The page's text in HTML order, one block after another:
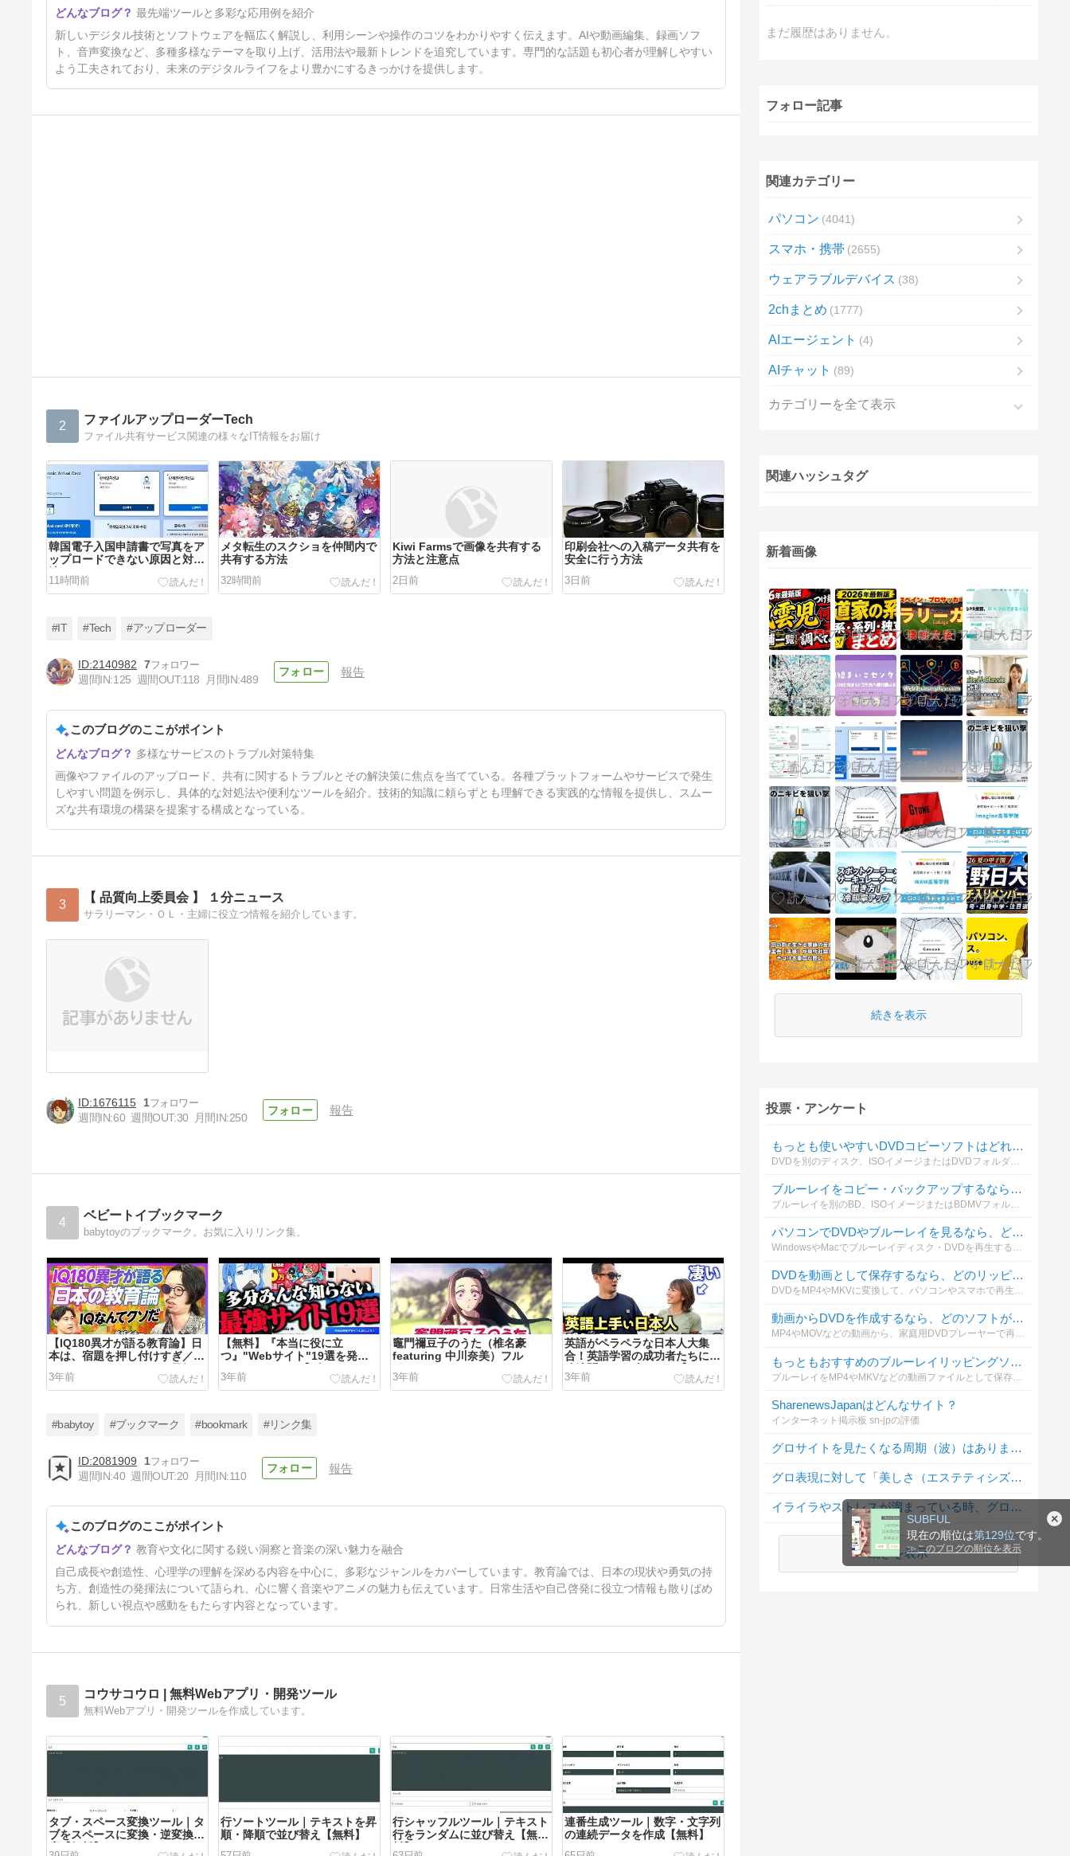
SUBFUL
現在の順位は第129位です。
≫ このブログの順位を表示
最先端ツールと多彩な応用例を紹介
新しいデジタル技術とソフトウェアを幅広く解説し、利用シーンや操作のコツをわかりやすく伝えます。AIや動画編集、録画ソフ
ト、音声変換など、多種多様なテーマを取り上げ、活用法や最新トレンドを追究しています。専門的な話題も初心者が理解しやすい
よう工夫されており、未来のデジタルライフをより豊かにするきっかけを提供します。
2 ファイルアップローダーTech
ファイル共有サービス関連の様々なIT情報をお届け
韓国電子入国申請書で写真をア
ップロードできない原因と対処
11時間前
メタ転生のスクショを仲間内で
共有する方法
32時間前
Kiwi Farmsで画像を共有する
方法と注意点
2日前
印刷会社への入稿データ共有を
安全に行う方法
3日前
送る方法
6日前
#IT #Tech #アップローダー
2140982
7
週間IN:125 週間OUT:118 月間IN:489
報告
このブログのここがポイント
多様なサービスのトラブル対策特集
画像やファイルのアップロード、共有に関するトラブルとその解決策に焦点を当てている。各種プラットフォームやサービスで発生
しやすい問題を例示し、具体的な対処法や便利なツールを紹介。技術的知識に頼らずとも理解できる実践的な情報を提供し、スムー
ズな共有環境の構築を提案する構成となっている。
3 【 品質向上委員会 】 １分ニュース
サラリーマン・ＯＬ・主婦に役立つ情報を紹介しています。
1676115
1
週間IN:60 週間OUT:30 月間IN:250
報告
4 ベビートイブックマーク
babytoyのブックマーク。お気に入りリンク集。
【IQ180異才が語る教育論】日
本は、宿題を押し付けすぎ／や
りたくないことをしない勇気／
孫正義財団生が語る、創造性を
発揮する方法【大西拓磨】
3年前
【無料】『本当に役に立
つ』"Webサイト"19選を発表
していいかい？【ダウンロード
不要】
3年前
竈門禰󠄀豆子のうた（椎名豪
featuring 中川奈美）フル
3年前
英語がペラペラな日本人大集
合！英語学習の成功者たちに勉
強法聞いたら凄すぎた【あなた
は何してペラペラに？】
3年前
MISSION「コイコガレ」
MUSIC VIDEO(テレビアニメ
「鬼滅の刃」刀鍛冶の里編 エ
ンディングテーマ)
3年前
#babytoy #ブックマーク #bookmark #リンク集
2081909
1
週間IN:40 週間OUT:20 月間IN:110
報告
このブログのここがポイント
教育や文化に関する鋭い洞察と音楽の深い魅力を融合
自己成長や創造性、心理学の理解を深める内容を中心に、多彩なジャンルをカバーしています。教育論では、日本の現状や勇気の持
ち方、創造性の発揮法について語られ、心に響く音楽やアニメの魅力も伝えています。日常生活や自己啓発に役立つ情報も散りばめ
られ、新しい視点や感動をもたらす内容となっています。
5 コウサコウロ | 無料Webアプリ・開発ツール
無料Webアプリ・開発ツールを作成しています。
タブ・スペース変換ツール｜タ
ブをスペースに変換・逆変換対
行ソートツール｜テキストを昇
順・降順で並び替え【無料】
行シャッフルツール｜テキスト
行をランダムに並び替え【無
連番生成ツール｜数字・文字列
の連続データを作成【無料】
まだ履歴はありません。
フォロー記事
関連カテゴリー
パソコン 4041
スマホ・携帯 2655
ウェアラブルデバイス 38
2chまとめ 1777
AIエージェント 4
AIチャット 89
カテゴリーを全て表示
関連ハッシュタグ
新着画像
続きを表示
投票・アンケート
もっとも使いやすいDVDコピーソフトはどれですか？
ブルーレイをコピー・バックアップするなら、どのソフトがおすすめですか？
ブルーレイを別のBD、ISOイメージまたはBDMVフォルダーとして保存する際、実際に利用しているソフトを教えてください。
パソコンでDVDやブルーレイを見るなら、どの再生ソフトがおすすめですか？
WindowsやMacでブルーレイディスク・DVDを再生する際、普段使っているソフトを教えてください。再生の安定性、画質、操作性などを基準に選んでください。
DVDを動画として保存するなら、どのリッピングソフトがおすすめですか？
DVDをMP4やMKVに変換して、パソコンやスマホで再生する場合に使っているソフトを教えてください。無料・有料を問わず投票できます。
動画からDVDを作成するなら、どのソフトが一番おすすめですか？
MP4やMOVなどの動画から、家庭用DVDプレーヤーで再生できるDVDを作成する場合に使っているソフトを教えてください。メニュー作成や字幕追加などの使いやすさも含めて選べます。
もっともおすすめのブルーレイリッピングソフトは何ですか？
SharenewsJapanはどんなサイト？
インターネット掲示板 sn-jpの評価
グロサイトを見たくなる周期（波）はありますか？
グロ表現に対して「美しさ（エステティシズム）」を感じることはありますか？
イライラやストレスが溜まっている時、グロサイトを見たくなる？
続きを表示